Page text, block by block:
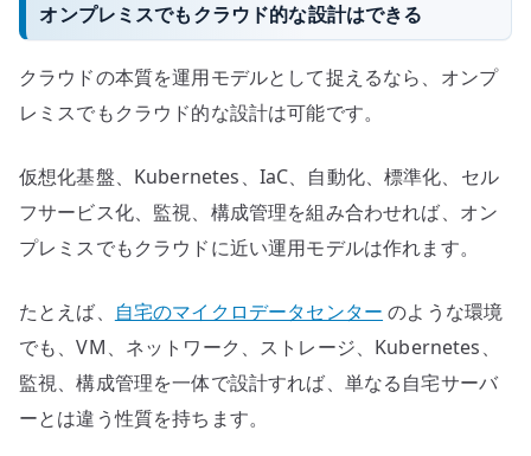
オンプレミスでもクラウド的な設計はできる
クラウドの本質を運用モデルとして捉えるなら、オンプ
レミスでもクラウド的な設計は可能です。
仮想化基盤、Kubernetes、IaC、自動化、標準化、セル
フサービス化、監視、構成管理を組み合わせれば、オン
プレミスでもクラウドに近い運用モデルは作れます。
たとえば、 自宅のマイクロデータセンター のような環境
でも、VM、ネットワーク、ストレージ、Kubernetes、
監視、構成管理を一体で設計すれば、単なる自宅サーバ
ーとは違う性質を持ちます。